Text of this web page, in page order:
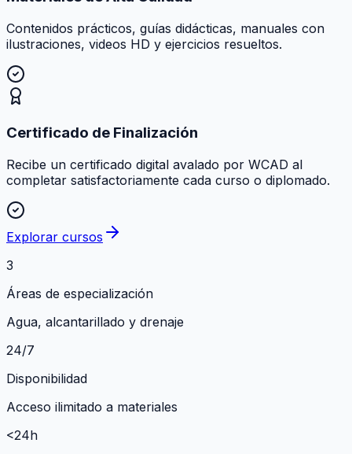
Contenidos prácticos, guías didácticas, manuales con
ilustraciones, videos HD y ejercicios resueltos.
Certificado de Finalización
Recibe un certificado digital avalado por WCAD al
completar satisfactoriamente cada curso o diplomado.
Explorar cursos
3
Áreas de especialización
Agua, alcantarillado y drenaje
24/7
Disponibilidad
Acceso ilimitado a materiales
<24h